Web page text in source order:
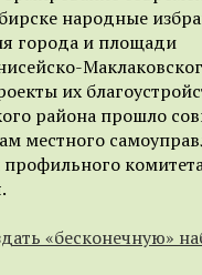
народные
города и площади
их
района прошло
местного
«бесконечную»